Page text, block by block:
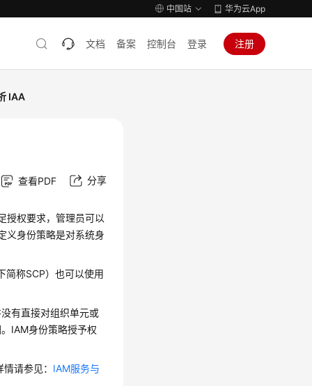
中国站 华为云App
文档 备案 控制台 登录 注册
IAA
查看PDF 分享
授权要求，管理员可以
义身份策略是对系统身
简称SCP）也可以使用
有直接对组织单元或
IAM身份策略授予权
请参见： IAM服务与